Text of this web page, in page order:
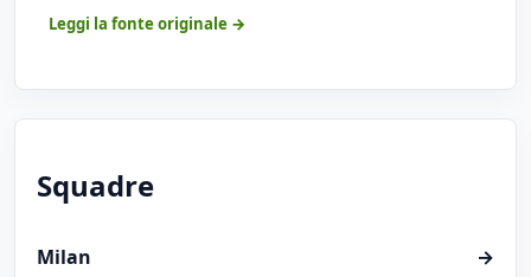
Leggi la fonte originale →
Squadre
Milan →